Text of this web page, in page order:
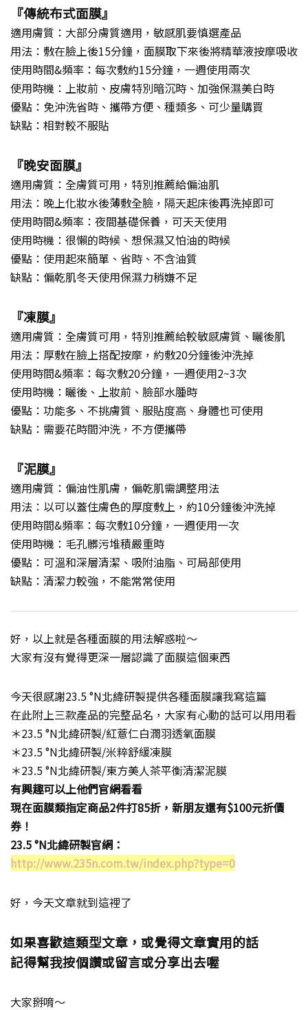
『傳統布式面膜』
適用膚質：大部分膚質適用，敏感肌要慎選產品
用法：敷在臉上後15分鐘，面膜取下來後將精華液按摩吸收
使用時間&頻率：每次敷約15分鐘，一週使用兩次
使用時機：上妝前、皮膚特別暗沉時、加強保濕美白時
優點：免沖洗省時、攜帶方便、種類多、可少量購買
缺點：相對較不服貼
『晚安面膜』
適用膚質：全膚質可用，特別推薦給偏油肌
用法：晚上化妝水後薄敷全臉，隔天起床後再洗掉即可
使用時間&頻率：夜間基礎保養，可天天使用
使用時機：很懶的時候、想保濕又怕油的時候
優點：使用起來簡單、省時、不含油質
缺點：偏乾肌冬天使用保濕力稍嫌不足
『凍膜』
適用膚質：全膚質可用，特別推薦給較敏感膚質、曬後肌
用法：厚敷在臉上搭配按摩，約敷20分鐘後沖洗掉
使用時間&頻率：每次敷20分鐘，一週使用2~3次
使用時機：曬後、上妝前、臉部水腫時
優點：功能多、不挑膚質、服貼度高、身體也可使用
缺點：需要花時間沖洗，不方便攜帶
『泥膜』
適用膚質：偏油性肌膚，偏乾肌需調整用法
用法：以可以蓋住膚色的厚度敷上，約10分鐘後沖洗掉
使用時間&頻率：每次敷10分鐘，一週使用一次
使用時機：毛孔髒污堆積嚴重時
優點：可溫和深層清潔、吸附油脂、可局部使用
缺點：清潔力較強，不能常常使用
好，以上就是各種面膜的用法解惑啦～
大家有沒有覺得更深一層認識了面膜這個東西
今天很感謝23.5 °N北緯研製提供各種面膜讓我寫這篇
在此附上三款產品的完整品名，大家有心動的話可以用用看
＊23.5 °N北緯研製/紅薏仁白潤羽透氧面膜
＊23.5 °N北緯研製/米粹舒緩凍膜
＊23.5 °N北緯研製/東方美人茶平衡清潔泥膜
有興趣可以上他們官網看看
現在面膜類指定商品2件打85折，新朋友還有$100元折價
券！
23.5 °N北緯研製官網：
http://www.235n.com.tw/index.php?type=0
好，今天文章就到這裡了
如果喜歡這類型文章，或覺得文章實用的話
記得幫我按個讚或留言或分享出去喔
大家掰唷～